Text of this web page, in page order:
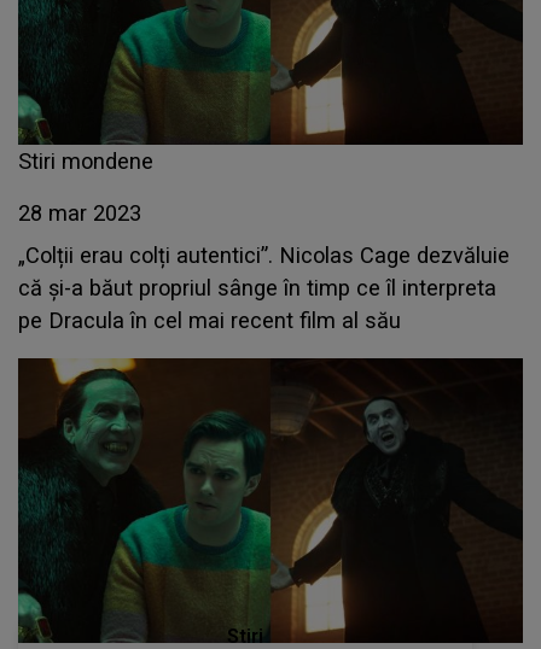
Stiri mondene
28 mar 2023
„Colții erau colți autentici”. Nicolas Cage dezvăluie
că și-a băut propriul sânge în timp ce îl interpreta
pe Dracula în cel mai recent film al său
Stiri